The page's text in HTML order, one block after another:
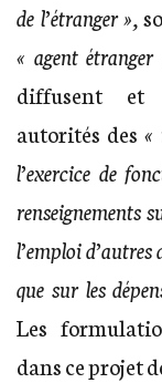
de l’étranger »,
« agent étranger
diffusent et
autorités des «
l’exercice de
renseignements
l’emploi
que sur les
Les
dans ce projet